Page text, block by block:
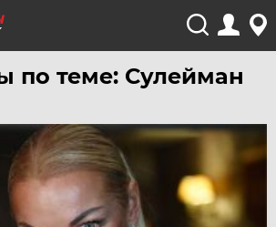
по теме: Сулейман